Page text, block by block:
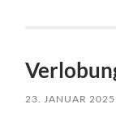
23. JANUAR 2025